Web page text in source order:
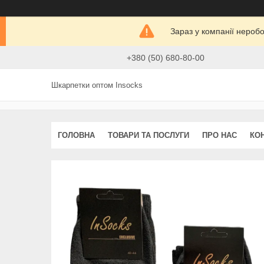
Зараз у компанії
+380 (50) 680-80-00
Шкарпетки оптом Insocks
ГОЛОВНА ТОВАРИ ТА ПОСЛУГИ ПРО НАС